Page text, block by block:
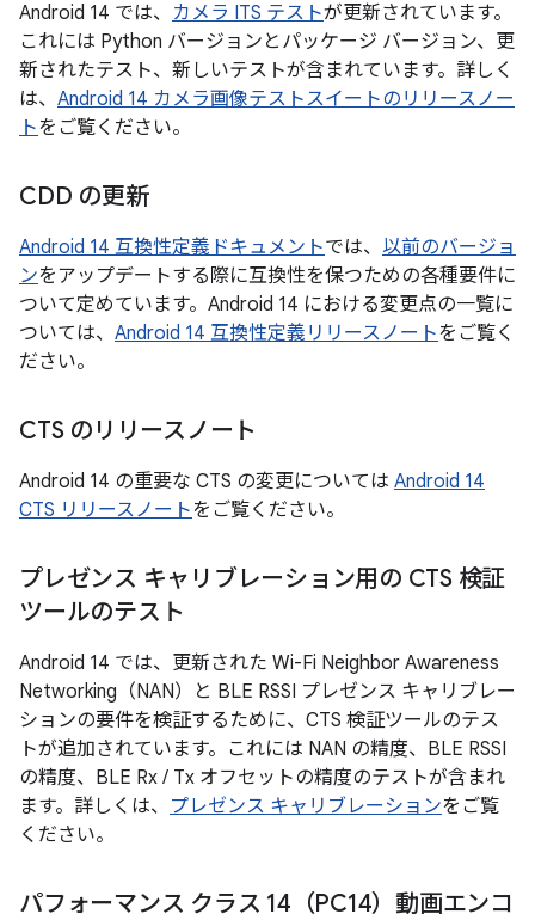
Android 14 では、 カメラ ITS テストが更新されています。
これには Python バージョンとパッケージ バージョン、更
新されたテスト、新しいテストが含まれています。詳しく
は、 Android 14 カメラ画像テストスイートのリリースノー
トをご覧ください。
CDD の更新
Android 14 互換性定義ドキュメントでは、 以前のバージョ
ンをアップデートする際に互換性を保つための各種要件に
ついて定めています。Android 14 における変更点の一覧に
ついては、 Android 14 互換性定義リリースノートをご覧く
ださい。
CTS のリリースノート
Android 14 の重要な CTS の変更については Android 14
CTS リリースノートをご覧ください。
プレゼンス キャリブレーション用の CTS 検証
ツールのテスト
Android 14 では、更新された Wi-Fi Neighbor Awareness
Networking（NAN）と BLE RSSI プレゼンス キャリブレー
ションの要件を検証するために、CTS 検証ツールのテス
トが追加されています。これには NAN の精度、BLE RSSI
の精度、BLE Rx / Tx オフセットの精度のテストが含まれ
ます。詳しくは、 プレゼンス キャリブレーションをご覧
ください。
パフォーマンス クラス 14（PC14）動画エンコ